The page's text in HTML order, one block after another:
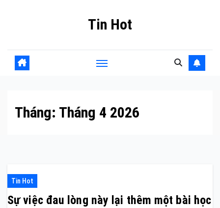
Tin Hot
Tháng: Tháng 4 2026
Tin Hot
Sự việc đau lòng này lại thêm một bài học